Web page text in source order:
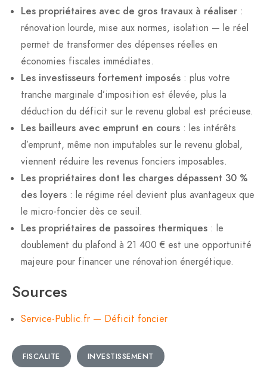
Les propriétaires avec de gros travaux à réaliser :
rénovation lourde, mise aux normes, isolation — le réel
permet de transformer des dépenses réelles en
économies fiscales immédiates.
Les investisseurs fortement imposés : plus votre
tranche marginale d’imposition est élevée, plus la
déduction du déficit sur le revenu global est précieuse.
Les bailleurs avec emprunt en cours : les intérêts
d’emprunt, même non imputables sur le revenu global,
viennent réduire les revenus fonciers imposables.
Les propriétaires dont les charges dépassent 30 %
des loyers : le régime réel devient plus avantageux que
le micro-foncier dès ce seuil.
Les propriétaires de passoires thermiques : le
doublement du plafond à 21 400 € est une opportunité
majeure pour financer une rénovation énergétique.
Sources
Service-Public.fr — Déficit foncier
FISCALITE INVESTISSEMENT